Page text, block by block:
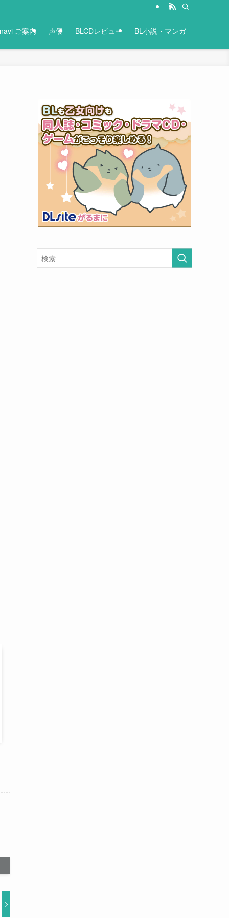
ご案内 声優 BLCDレビュー BL小説・マンガ